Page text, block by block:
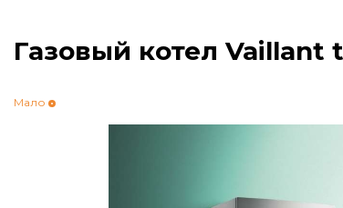
Газовый котел Vaillant
Мало